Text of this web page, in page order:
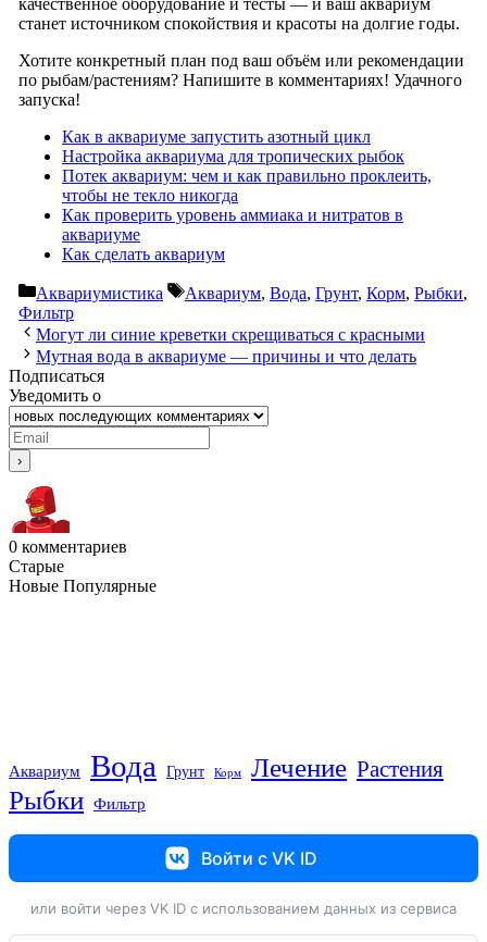
станет источником спокойствия и красоты на долгие годы.
Хотите конкретный план под ваш объём или рекомендации
по рыбам/растениям? Напишите в комментариях! Удачного
запуска!
Как в аквариуме запустить азотный цикл
Настройка аквариума для тропических рыбок
Потек аквариум: чем и как правильно проклеить,
чтобы не текло никогда
Как проверить уровень аммиака и нитратов в
аквариуме
Как сделать аквариум
Рубрики
Аквариумистика Метки
Аквариум, Вода, Грунт, Корм, Рыбки,
Фильтр
Могут ли синие креветки скрещиваться с красными
Мутная вода в аквариуме — причины и что делать
Подписаться
Уведомить о
0 комментариев
Старые
Новые Популярные
Аквариум Вода Грунт Корм Лечение Растения
Рыбки Фильтр
Войти с VK ID
или войти через VK ID с использованием данных из сервиса